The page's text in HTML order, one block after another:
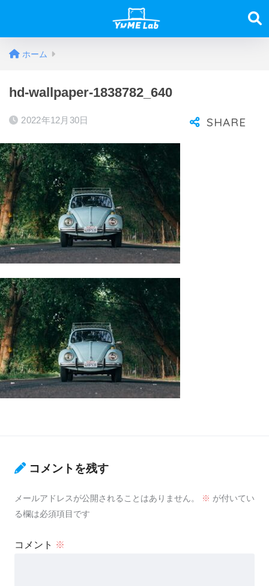
ホーム
hd-wallpaper-1838782_640
2022年12月30日
コメントを残す
メールアドレスが公開されることはありません。 ※ が付いてい
る欄は必須項目です
コメント ※